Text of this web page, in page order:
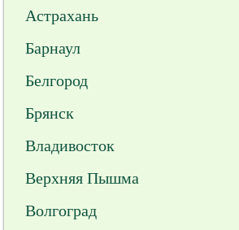
Астрахань
Барнаул
Белгород
Брянск
Владивосток
Верхняя Пышма
Волгоград